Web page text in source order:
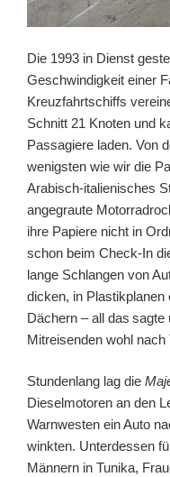
Die 1993 in Dienst
Geschwindigkeit einer
Kreuzfahrtschiffs
Schnitt 21 Knoten und
Passagiere laden. Von
wenigsten wie wir die
Arabisch-italienisches
angegraute
ihre Papiere nicht in
schon beim Check-In
lange Schlangen von
dicken, in Plastikplanen
Dächern –all das sagte
Mitreisenden wohl nach
Stundenlang lag die
Dieselmotoren an den
Warnwesten ein Auto
winkten. Unterdessen
Männern in Tunika,